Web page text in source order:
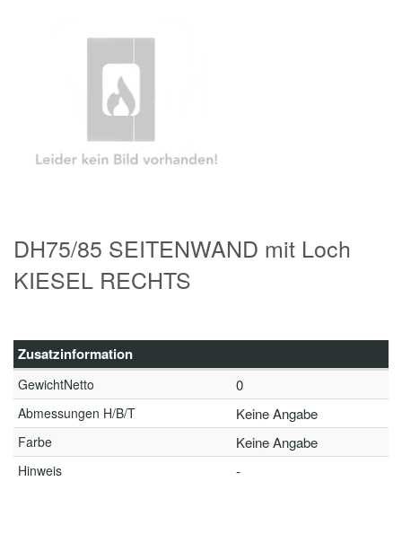
DH75/85 SEITENWAND mit Loch
KIESEL RECHTS
Zusatzinformation
GewichtNetto 0
Abmessungen H/B/T Keine Angabe
Farbe Keine Angabe
Hinweis -